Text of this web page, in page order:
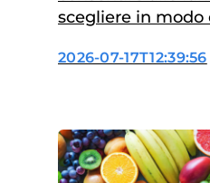
scegliere in modo
dei bambini. È
“Etichette chiare
proteggere i
promossa dal
2026-07-17T12:39:56